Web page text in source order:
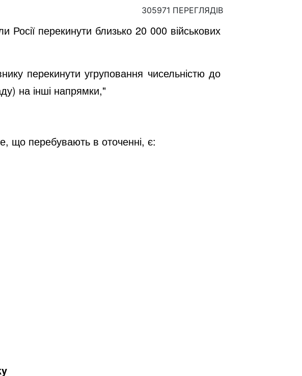
305971 ПЕРЕГЛЯДІВ
перекинути близько 20 000 військових
перекинути угруповання чисельністю до
на інші напрямки,"
що перебувають в оточенні, є: